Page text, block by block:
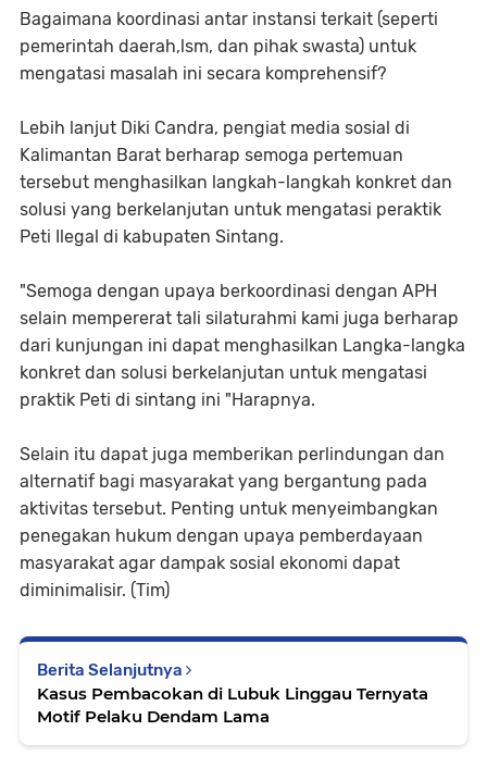
Bagaimana koordinasi antar instansi terkait (seperti
pemerintah daerah,lsm, dan pihak swasta) untuk
mengatasi masalah ini secara komprehensif?
Lebih lanjut Diki Candra, pengiat media sosial di
Kalimantan Barat berharap semoga pertemuan
tersebut menghasilkan langkah-langkah konkret dan
solusi yang berkelanjutan untuk mengatasi peraktik
Peti Ilegal di kabupaten Sintang.
"Semoga dengan upaya berkoordinasi dengan APH
selain mempererat tali silaturahmi kami juga berharap
dari kunjungan ini dapat menghasilkan Langka-langka
konkret dan solusi berkelanjutan untuk mengatasi
praktik Peti di sintang ini "Harapnya.
Selain itu dapat juga memberikan perlindungan dan
alternatif bagi masyarakat yang bergantung pada
aktivitas tersebut. Penting untuk menyeimbangkan
penegakan hukum dengan upaya pemberdayaan
masyarakat agar dampak sosial ekonomi dapat
diminimalisir. (Tim)
Berita Selanjutnya
Kasus Pembacokan di Lubuk Linggau Ternyata
Motif Pelaku Dendam Lama